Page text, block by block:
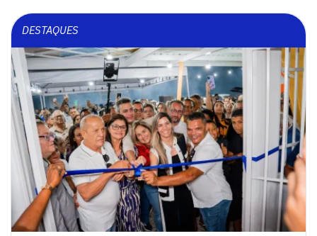
DESTAQUES